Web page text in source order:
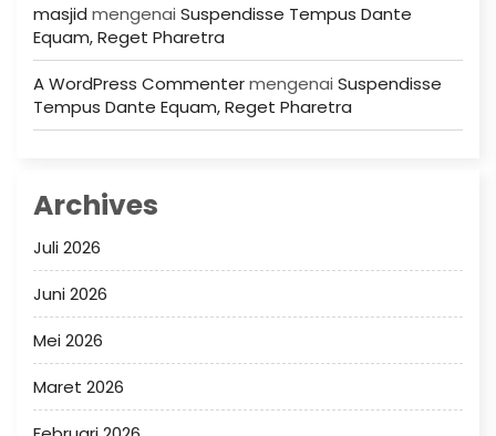
masjid mengenai Suspendisse Tempus Dante
Equam, Reget Pharetra
A WordPress Commentermengenai Suspendisse
Tempus Dante Equam, Reget Pharetra
Archives
Juli 2026
Juni 2026
Mei 2026
Maret 2026